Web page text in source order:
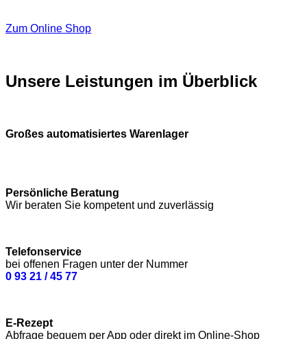
Zum Online Shop
Unsere Leistungen im Überblick
Großes automatisiertes Warenlager
Persönliche Beratung
Wir beraten Sie kompetent und zuverlässig
Telefonservice
bei offenen Fragen unter der Nummer
0 93 21 / 45 77
E-Rezept
Abfrage bequem per App oder direkt im Online-Shop